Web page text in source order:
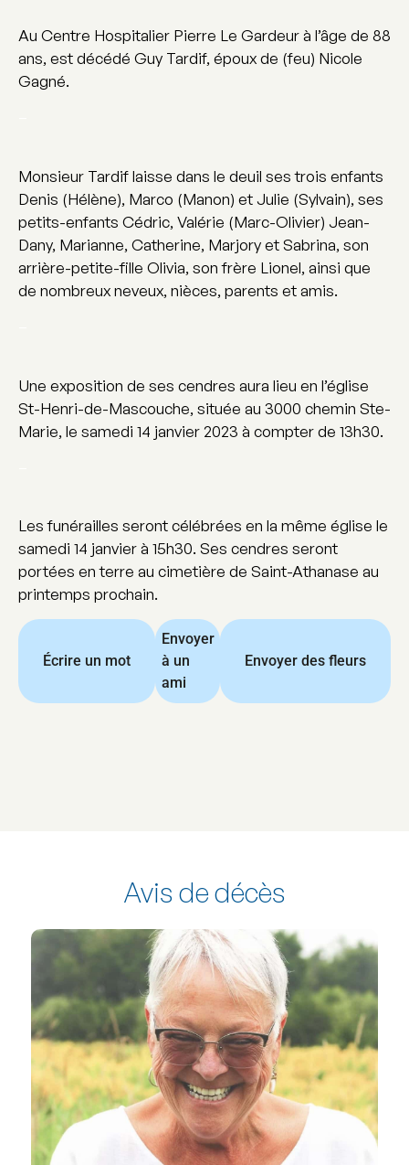
Au Centre Hospitalier Pierre Le Gardeur à l’âge de 88
ans, est décédé Guy Tardif, époux de (feu) Nicole
Gagné.
Monsieur Tardif laisse dans le deuil ses trois enfants
Denis (Hélène), Marco (Manon) et Julie (Sylvain), ses
petits-enfants Cédric, Valérie (Marc-Olivier) Jean-
Dany, Marianne, Catherine, Marjory et Sabrina, son
arrière-petite-fille Olivia, son frère Lionel, ainsi que
de nombreux neveux, nièces, parents et amis.
Une exposition de ses cendres aura lieu en l’église
St-Henri-de-Mascouche, située au 3000 chemin Ste-
Marie, le samedi 14 janvier 2023 à compter de 13h30.
Les funérailles seront célébrées en la même église le
samedi 14 janvier à 15h30. Ses cendres seront
portées en terre au cimetière de Saint-Athanase au
printemps prochain.
Écrire un mot
Envoyer
à un
ami
Envoyer des fleurs
Avis de décès